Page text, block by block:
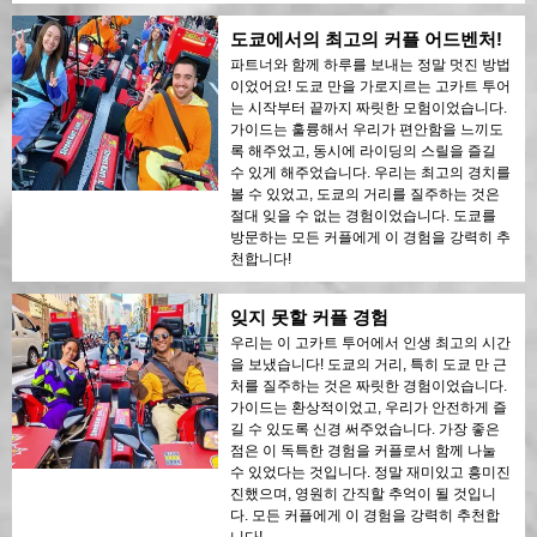
도쿄에서의 최고의 커플 어드벤처!
파트너와 함께 하루를 보내는 정말 멋진 방법
이었어요! 도쿄 만을 가로지르는 고카트 투어
는 시작부터 끝까지 짜릿한 모험이었습니다.
가이드는 훌륭해서 우리가 편안함을 느끼도
록 해주었고, 동시에 라이딩의 스릴을 즐길
수 있게 해주었습니다. 우리는 최고의 경치를
볼 수 있었고, 도쿄의 거리를 질주하는 것은
절대 잊을 수 없는 경험이었습니다. 도쿄를
방문하는 모든 커플에게 이 경험을 강력히 추
천합니다!
잊지 못할 커플 경험
우리는 이 고카트 투어에서 인생 최고의 시간
을 보냈습니다! 도쿄의 거리, 특히 도쿄 만 근
처를 질주하는 것은 짜릿한 경험이었습니다.
가이드는 환상적이었고, 우리가 안전하게 즐
길 수 있도록 신경 써주었습니다. 가장 좋은
점은 이 독특한 경험을 커플로서 함께 나눌
수 있었다는 것입니다. 정말 재미있고 흥미진
진했으며, 영원히 간직할 추억이 될 것입니
다. 모든 커플에게 이 경험을 강력히 추천합